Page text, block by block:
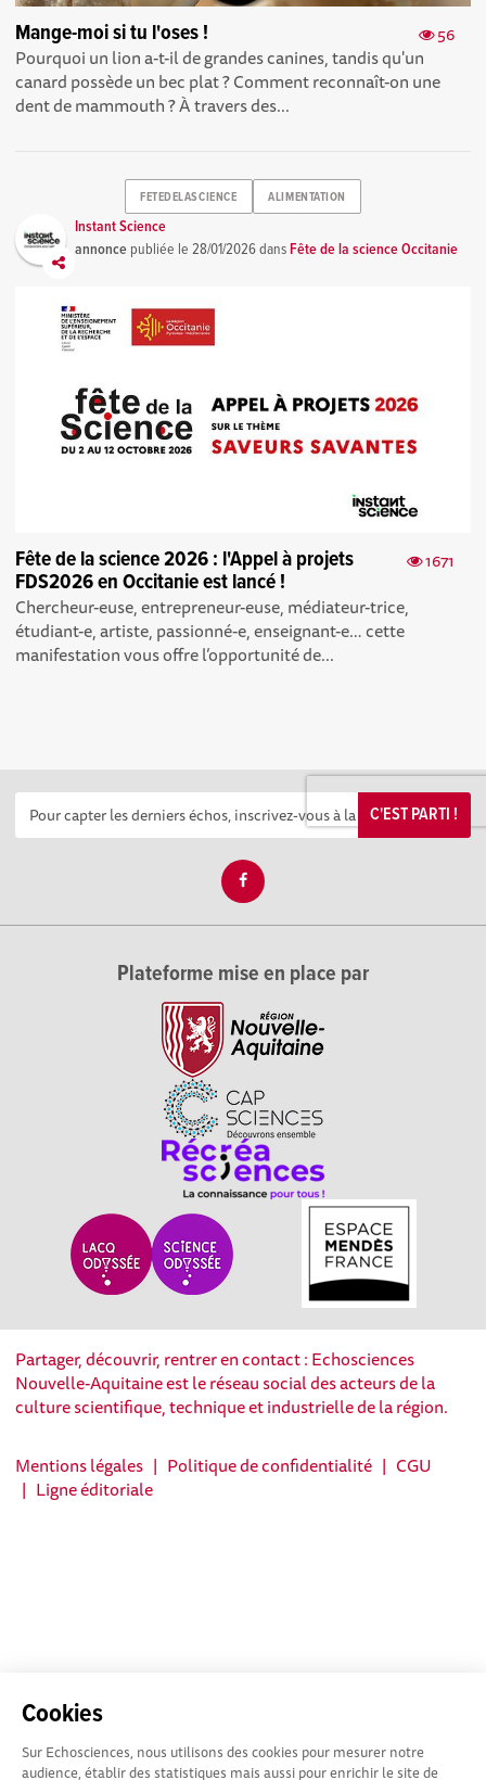
Cookies
Sur Echosciences, nous utilisons des cookies pour mesurer notre
audience, établir des statistiques mais aussi pour enrichir le site de
56
Mange-moi si tu l'oses !
Pourquoi un lion a-t-il de grandes canines, tandis qu'un
canard possède un bec plat ? Comment reconnaît-on une
dent de mammouth ? À travers des...
FETEDELASCIENCE ALIMENTATION
Instant Science
annonce publiée le28/01/2026dansFête de la science Occitanie
1671
Fête de la science 2026 : l'Appel à projets
FDS2026 en Occitanie est lancé !
Chercheur-euse, entrepreneur-euse, médiateur-trice,
étudiant-e, artiste, passionné-e, enseignant-e… cette
manifestation vous offre l’opportunité de...
C'EST PARTI !
Plateforme mise en place par
Partager, découvrir, rentrer en contact : Echosciences
Nouvelle-Aquitaine est le réseau social des acteurs de la
culture scientifique, technique et industrielle de la région.
Mentions légales | Politique de confidentialité | CGU
| Ligne éditoriale